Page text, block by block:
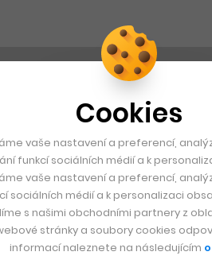
Cookies
vaše nastavení a preferencí,
funkcí sociálních médií a k
vaše nastavení a preferencí,
sociálních médií a k personalizaci
s našimi obchodními partnery z
stránky a soubory cookies
informací naleznete na následujícím